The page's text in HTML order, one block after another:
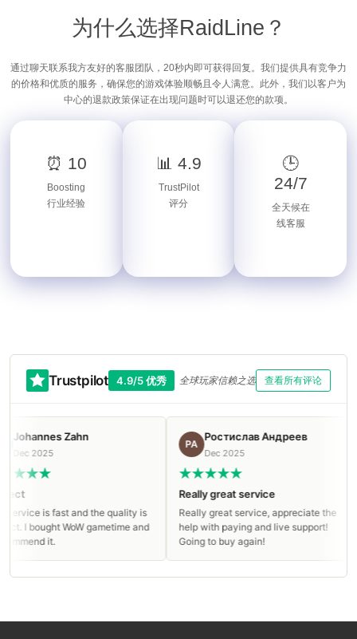
为什么选择RaidLine？
通过聊天联系我方友好的客服团队，20秒内即可获得回复。我们提供具有竞争力
的价格和优质的服务，确保您的游戏体验顺畅且令人满意。此外，我们以客户为
中心的退款政策保证在出现问题时可以退还您的款项。
⏰ 10
Boosting
行业经验
📊 4.9
TrustPilot
评分
🕒
24/7
全天候在
线客服
Trustpilot 4.9/5 优秀 全球玩家信赖之选 查看所有评论
Zahn
2025
is fast and the quality is
bought WoW gametime and
it.
Ростислав Андреев
Dec 2025
Really great service
Really great service, appreciate the
help with paying and live support!
Going to buy again!